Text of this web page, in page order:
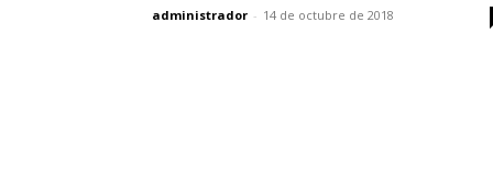
administrador - 14 de octubre de 2018